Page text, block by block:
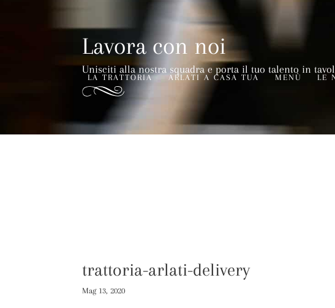
LA TRATTORIA ARLATI A CASA TUA MENÙ LE
Lavora con noi
Unisciti alla nostra squadra e porta il tuo talento in
trattoria-arlati-delivery
Mag 13, 2020